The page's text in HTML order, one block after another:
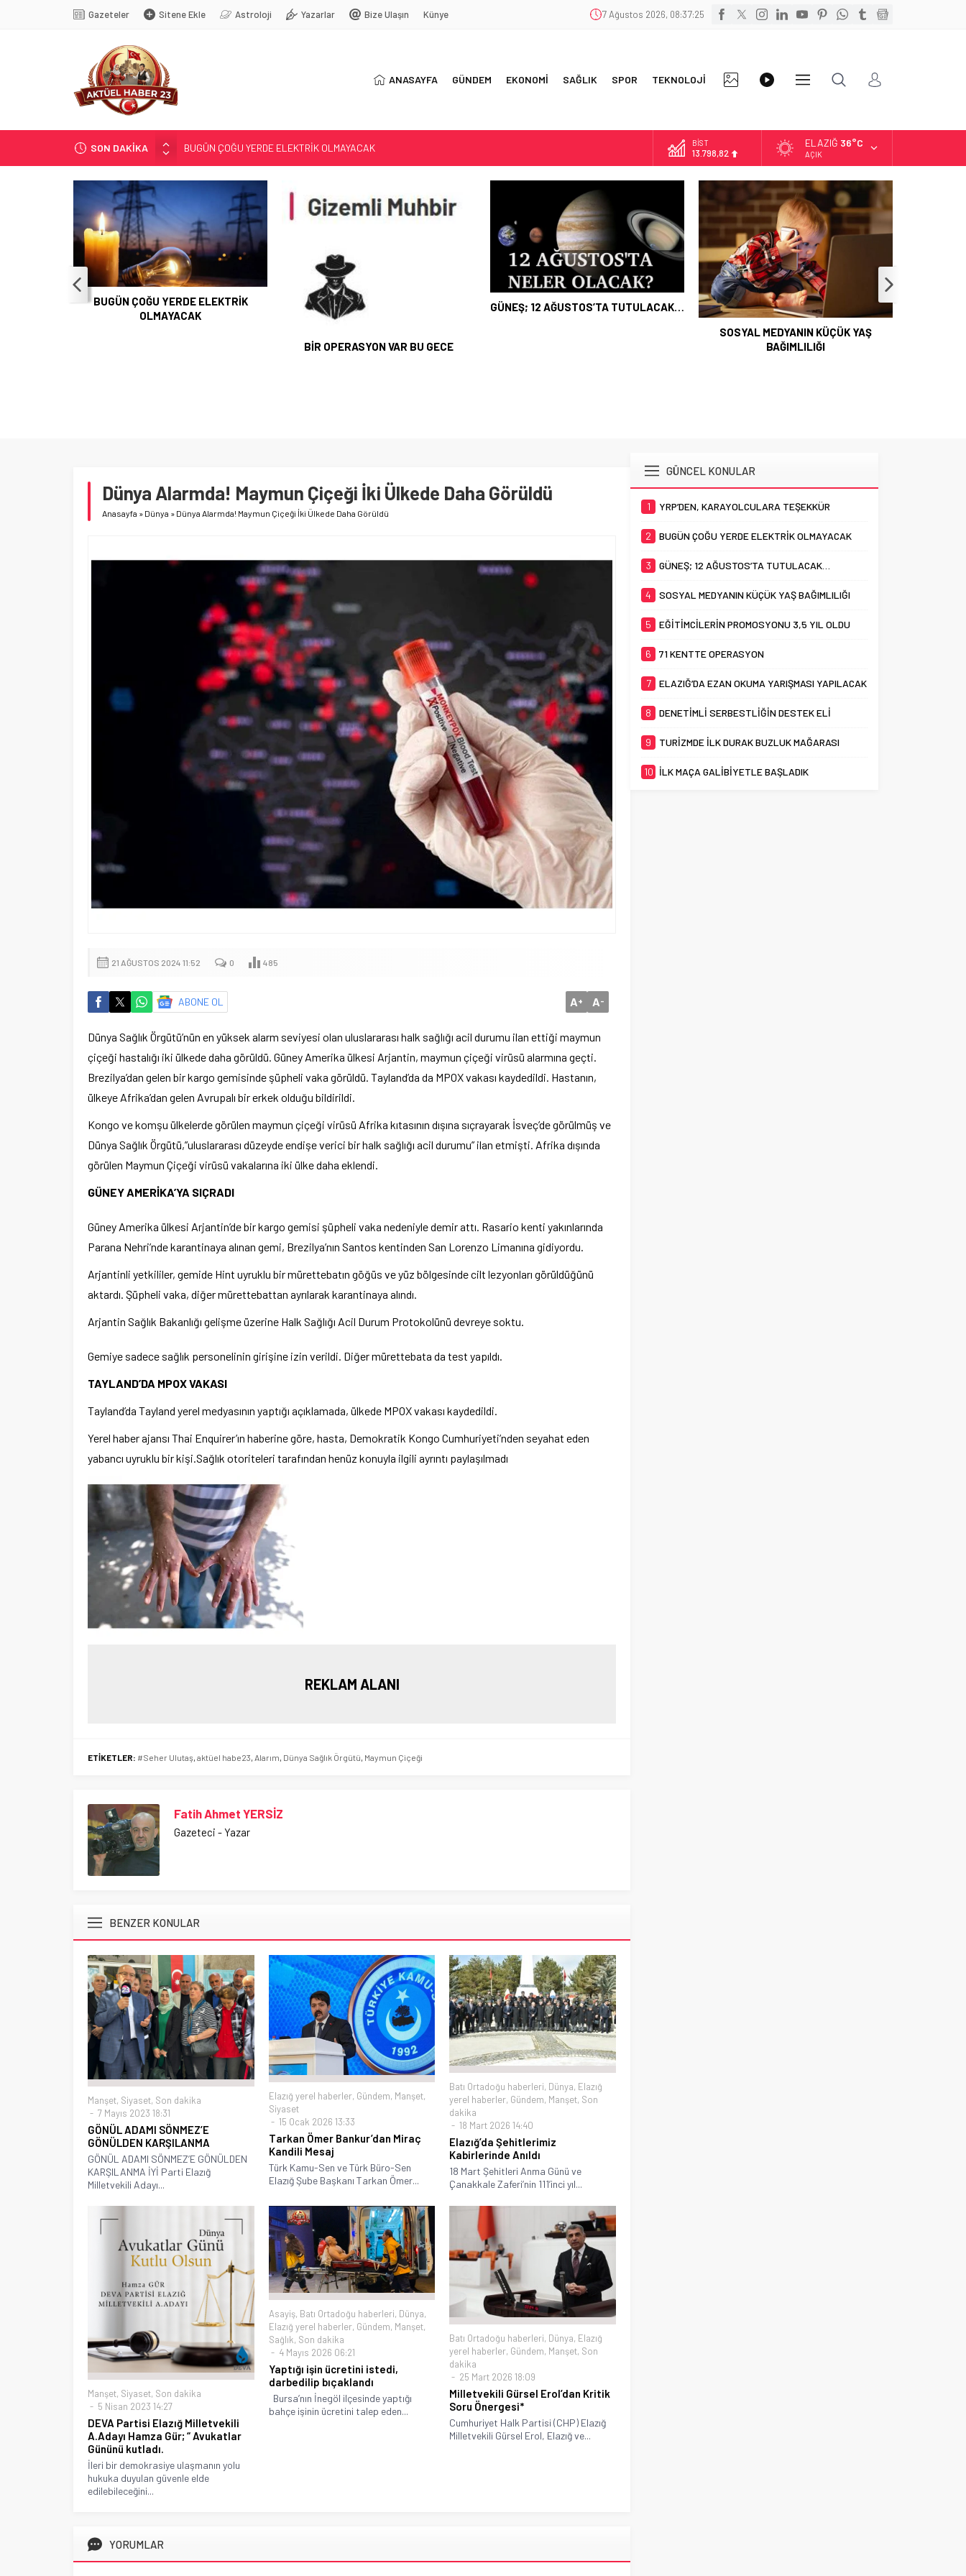
Gazeteler Sitene Ekle Astroloji Yazarlar Bize Ulaşın Künye 7 Ağustos 2026, 08:37:26
ANASAYFA GÜNDEM EKONOMİ SAĞLIK SPOR TEKNOLOJİ
GALERİGALERİ
DİĞER
SON DAKİKA
BİR OPERASYON VAR BU GECE
GÜNEŞ; 12 AĞUSTOS’TA TUTULACAK…
SOSYAL MEDYANIN KÜÇÜK YAŞ BAĞIMLILIĞI
YRP’DEN, KARAYOLCULARA TEŞEKKÜR
BUGÜN ÇOĞU YERDE ELEKTRİK OLMAYACAK
BİST
13.798,82
DOLAR
47,7010
EURO
55,0063
ALTIN
6.543,59
ELAZIĞ 36°C
AÇIK
BUGÜN ÇOĞU YERDE ELEKTRİK
OLMAYACAK
BİR OPERASYON VAR BU GECE
GÜNEŞ; 12 AĞUSTOS’TA TUTULACAK…
SOSYAL MEDYANIN KÜÇÜK YAŞ
BAĞIMLILIĞI
Dünya Alarmda! Maymun Çiçeği İki Ülkede Daha Görüldü
Anasayfa » Dünya » Dünya Alarmda! Maymun Çiçeği İki Ülkede Daha Görüldü
21 AĞUSTOS 2024 11:52 0 485
ABONE OL A+ A-
Dünya Sağlık Örgütü’nün en yüksek alarm seviyesi olan uluslararası halk sağlığı acil durumu ilan ettiği maymun
çiçeği hastalığı iki ülkede daha görüldü. Güney Amerika ülkesi Arjantin, maymun çiçeği virüsü alarmına geçti.
Brezilya’dan gelen bir kargo gemisinde şüpheli vaka görüldü. Tayland’da da MPOX vakası kaydedildi. Hastanın,
ülkeye Afrika’dan gelen Avrupalı bir erkek olduğu bildirildi.
Kongo ve komşu ülkelerde görülen maymun çiçeği virüsü Afrika kıtasının dışına sıçrayarak İsveç’de görülmüş ve
Dünya Sağlık Örgütü,”uluslararası düzeyde endişe verici bir halk sağlığı acil durumu” ilan etmişti. Afrika dışında
görülen Maymun Çiçeği virüsü vakalarına iki ülke daha eklendi.
GÜNEY AMERİKA’YA SIÇRADI
Güney Amerika ülkesi Arjantin’de bir kargo gemisi şüpheli vaka nedeniyle demir attı. Rasario kenti yakınlarında
Parana Nehri’nde karantinaya alınan gemi, Brezilya’nın Santos kentinden San Lorenzo Limanına gidiyordu.
Arjantinli yetkililer, gemide Hint uyruklu bir mürettebatın göğüs ve yüz bölgesinde cilt lezyonları görüldüğünü
aktardı. Şüpheli vaka, diğer mürettebattan ayrılarak karantinaya alındı.
Arjantin Sağlık Bakanlığı gelişme üzerine Halk Sağlığı Acil Durum Protokolünü devreye soktu.
Gemiye sadece sağlık personelinin girişine izin verildi. Diğer mürettebata da test yapıldı.
TAYLAND’DA MPOX VAKASI
Tayland’da Tayland yerel medyasının yaptığı açıklamada, ülkede MPOX vakası kaydedildi.
Yerel haber ajansı Thai Enquirer’ın haberine göre, hasta, Demokratik Kongo Cumhuriyeti’nden seyahat eden
yabancı uyruklu bir kişi.Sağlık otoriteleri tarafından henüz konuyla ilgili ayrıntı paylaşılmadı
REKLAM ALANI
ETİKETLER: #Seher Ulutaş aktüel habe23 Alarım Dünya Sağlık Örgütü Maymun Çiçeği
Fatih Ahmet YERSİZ
Gazeteci - Yazar
BENZER KONULAR
Manşet, Siyaset, Son dakika
7 Mayıs 2023 18:31
GÖNÜL ADAMI SÖNMEZ’E
GÖNÜLDEN KARŞILANMA
GÖNÜL ADAMI SÖNMEZ’E GÖNÜLDEN
KARŞILANMA İYİ Parti Elazığ
Milletvekili Adayı...
Elazığ yerel haberler, Gündem, Manşet,
Siyaset
15 Ocak 2026 13:33
Tarkan Ömer Bankur’dan Miraç
Kandili Mesaj
Türk Kamu-Sen ve Türk Büro-Sen
Elazığ Şube Başkanı Tarkan Ömer...
Batı Ortadoğu haberleri, Dünya, Elazığ
yerel haberler, Gündem, Manşet, Son
dakika
18 Mart 2026 14:40
Elazığ’da Şehitlerimiz
Kabirlerinde Anıldı
18 Mart Şehitleri Anma Günü ve
Çanakkale Zaferi’nin 111’inci yıl...
Manşet, Siyaset, Son dakika
5 Nisan 2023 14:27
DEVA Partisi Elazığ Milletvekili
A.Adayı Hamza Gür; “ Avukatlar
Gününü kutladı.
İleri bir demokrasiye ulaşmanın yolu
hukuka duyulan güvenle elde
edilebileceğini...
Asayiş, Batı Ortadoğu haberleri, Dünya,
Elazığ yerel haberler, Gündem, Manşet,
Sağlık, Son dakika
4 Mayıs 2026 06:21
Yaptığı işin ücretini istedi,
darbedilip bıçaklandı
Bursa’nın İnegöl ilçesinde yaptığı
bahçe işinin ücretini talep eden...
Batı Ortadoğu haberleri, Dünya, Elazığ
yerel haberler, Gündem, Manşet, Son
dakika
25 Mart 2026 18:09
Milletvekili Gürsel Erol’dan Kritik
Soru Önergesi*
Cumhuriyet Halk Partisi (CHP) Elazığ
Milletvekili Gürsel Erol, Elazığ ve...
YORUMLAR
GÜNCEL KONULAR
1 YRP’DEN, KARAYOLCULARA TEŞEKKÜR
2 BUGÜN ÇOĞU YERDE ELEKTRİK OLMAYACAK
3 GÜNEŞ; 12 AĞUSTOS’TA TUTULACAK…
4 SOSYAL MEDYANIN KÜÇÜK YAŞ BAĞIMLILIĞI
5 EĞİTİMCİLERİN PROMOSYONU 3,5 YIL OLDU
6 71 KENTTE OPERASYON
7 ELAZIĞ’DA EZAN OKUMA YARIŞMASI YAPILACAK
8 DENETİMLİ SERBESTLİĞİN DESTEK ELİ
9 TURİZMDE İLK DURAK BUZLUK MAĞARASI
10 İLK MAÇA GALİBİYETLE BAŞLADIK